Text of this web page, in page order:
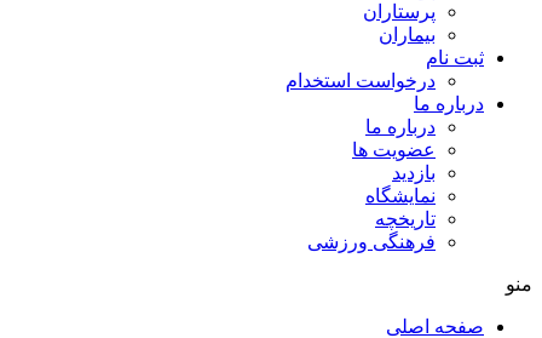
پرستاران
بيماران
نام
درخواست استخدام
ما
درباره ما
عضویت ها
نمایشگاه
تاريخچه
فرهنگی ورزشی
اصلی